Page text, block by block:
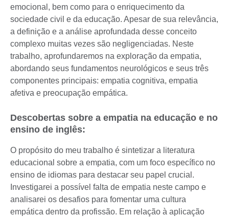
emocional, bem como para o enriquecimento da
sociedade civil e da educação. Apesar de sua relevância,
a definição e a análise aprofundada desse conceito
complexo muitas vezes são negligenciadas. Neste
trabalho, aprofundaremos na exploração da empatia,
abordando seus fundamentos neurológicos e seus três
componentes principais: empatia cognitiva, empatia
afetiva e preocupação empática.
Descobertas sobre a empatia na educação e no
ensino de inglês:
O propósito do meu trabalho é sintetizar a literatura
educacional sobre a empatia, com um foco específico no
ensino de idiomas para destacar seu papel crucial.
Investigarei a possível falta de empatia neste campo e
analisarei os desafios para fomentar uma cultura
empática dentro da profissão. Em relação à aplicação